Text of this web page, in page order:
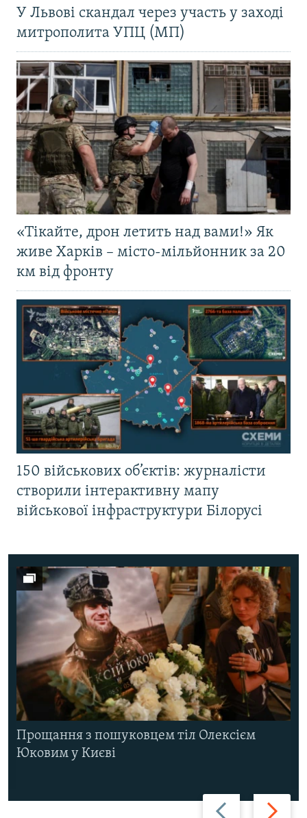
У Львові скандал через участь у заході
митрополита УПЦ (МП)
«Тікайте, дрон летить над вами!» Як
живе Харків – місто-мільйонник за 20
км від фронту
150 військових об’єктів: журналісти
створили інтерактивну мапу
військової інфраструктури Білорусі
Назад Вперед
Прощання з пошуковцем тіл Олексієм
Юковим у Києві